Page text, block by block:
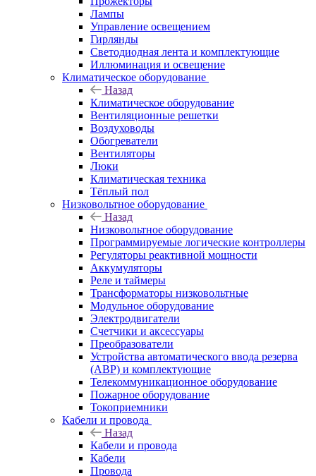
Лампы
Управление освещением
Гирлянды
Светодиодная лента и комплектующие
Иллюминация и освещение
Климатическое оборудование
Назад
Климатическое оборудование
Вентиляционные решетки
Воздуховоды
Обогреватели
Вентиляторы
Люки
Климатическая техника
Тёплый пол
Низковольтное оборудование
Назад
Низковольтное оборудование
Программируемые логические контроллеры
Регуляторы реактивной мощности
Аккумуляторы
Реле и таймеры
Трансформаторы низковольтные
Модульное оборудование
Электродвигатели
Счетчики и аксессуары
Преобразователи
Устройства автоматического ввода резерва
(АВР) и комплектующие
Телекоммуникационное оборудование
Пожарное оборудование
Токоприемники
Кабели и провода
Назад
Кабели и провода
Кабели
Провода